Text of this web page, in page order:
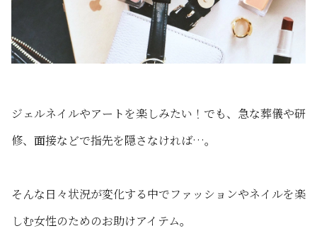
ジェルネイルやアートを楽しみたい！でも、急な葬儀や研
修、面接などで指先を隠さなければ…。
そんな日々状況が変化する中でファッションやネイルを楽
しむ女性のためのお助けアイテム。